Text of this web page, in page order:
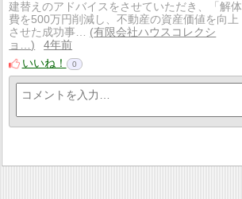
建替えのアドバイスをさせていただき、「解体
費を500万円削減し、不動産の資産価値を向上
させた成功事…
有限会社ハウスコレクシ
ョ…
4年前
いいね！
0